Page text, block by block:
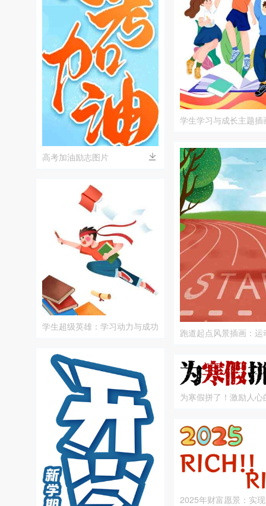
高考加油励志图片
学生超级英雄：学习动力与成功
学生学习与成长主题插
跑道起点风景插画：运
为寒假拼了！激励人心
2025年财富愿景：实